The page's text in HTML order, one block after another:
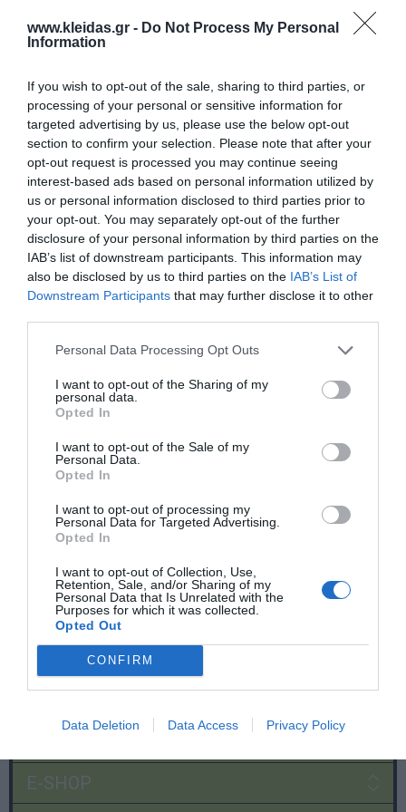
www.kleidas.gr - Do Not Process My Personal
Information
If you wish to opt-out of the sale, sharing to third parties, or
processing of your personal or sensitive information for
targeted advertising by us, please use the below opt-out
section to confirm your selection. Please note that after your
opt-out request is processed you may continue seeing
interest-based ads based on personal information utilized by
us or personal information disclosed to third parties prior to
your opt-out. You may separately opt-out of the further
disclosure of your personal information by third parties on the
IAB’s list of downstream participants. This information may
also be disclosed by us to third parties on the IAB’s List of
Downstream Participants that may further disclose it to other
Personal Data Processing Opt Outs
I want to opt-out of the Sharing of my
personal data.
Opted In
I want to opt-out of the Sale of my
Personal Data.
Opted In
I want to opt-out of processing my
Personal Data for Targeted Advertising.
Opted In
I want to opt-out of Collection, Use,
Retention, Sale, and/or Sharing of my
Personal Data that Is Unrelated with the
Purposes for which it was collected.
Opted Out
CONFIRM
Data Deletion Data Access Privacy Policy
Επιλογές
Ενημερωτικό δελτίο:
Ο κωδικός πρόσβασης
Επιβεβαίωση κωδικού:
E-SHOP